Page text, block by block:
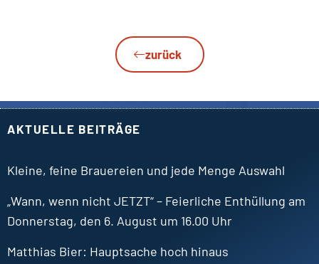
zurück
AKTUELLE BEITRÄGE
Kleine, feine Brauereien und jede Menge Auswahl
„Wann, wenn nicht JETZT“ – Feierliche Enthüllung am
Donnerstag, den 6. August um 16.00 Uhr
Matthias Bier Hauptsache hoch hinaus